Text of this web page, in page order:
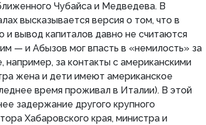
Чубайса и Медведева. В
высказывается версия о том, что в
и вывод капиталов давно не считаются
— и Абызов мог впасть в «немилость» за
за контакты с американскими
жена и дети имеют американское
время проживал в Италии). В этой
задержание другого крупного
Хабаровского края, министра и